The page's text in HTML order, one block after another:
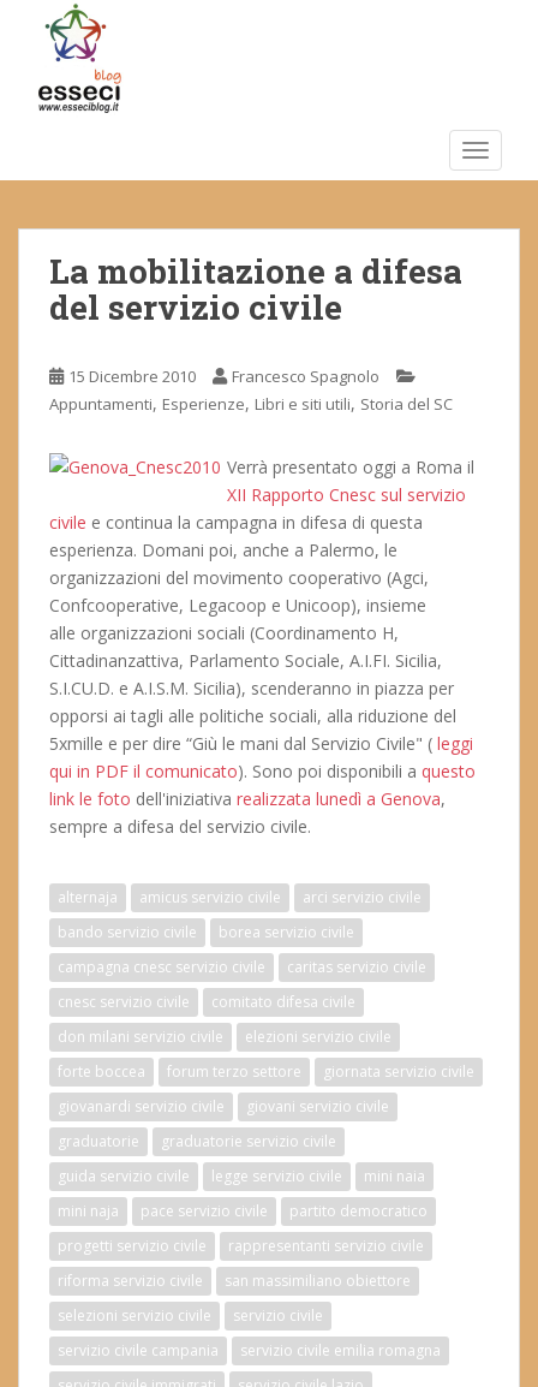
m
La mobilitazione a difesa
del servizio civile
15 Dicembre 2010
Francesco Spagnolo
Appuntamenti, Esperienze, Libri e siti utili, Storia del SC
Verrà presentato oggi a Roma il
XII Rapporto Cnesc sul servizio
civile e continua la campagna in difesa di questa
esperienza. Domani poi, anche a Palermo, le
organizzazioni del movimento cooperativo (Agci,
Confcooperative, Legacoop e Unicoop), insieme
alle organizzazioni sociali (Coordinamento H,
Cittadinanzattiva, Parlamento Sociale, A.I.FI. Sicilia,
S.I.CU.D. e A.I.S.M. Sicilia), scenderanno in piazza per
opporsi ai tagli alle politiche sociali, alla riduzione del
5xmille e per dire “Giù le mani dal Servizio Civile" ( leggi
qui in PDF il comunicato). Sono poi disponibili a questo
link le foto dell'iniziativa realizzata lunedì a Genova,
sempre a difesa del servizio civile.
alternaja amicus servizio civile
arci servizio civile
bando servizio civile
borea servizio civile
campagna cnesc servizio civile
caritas servizio civile
cnesc servizio civile
comitato difesa civile
don milani servizio civile
elezioni servizio civile
forte boccea
forum terzo settore
giornata servizio civile
giovanardi servizio civile
giovani servizio civile
graduatorie
graduatorie servizio civile
guida servizio civile
legge servizio civile
mini naia
mini naja
pace servizio civile
partito democratico
progetti servizio civile
rappresentanti servizio civile
riforma servizio civile
san massimiliano obiettore
selezioni servizio civile
servizio civile
servizio civile campania
servizio civile emilia romagna